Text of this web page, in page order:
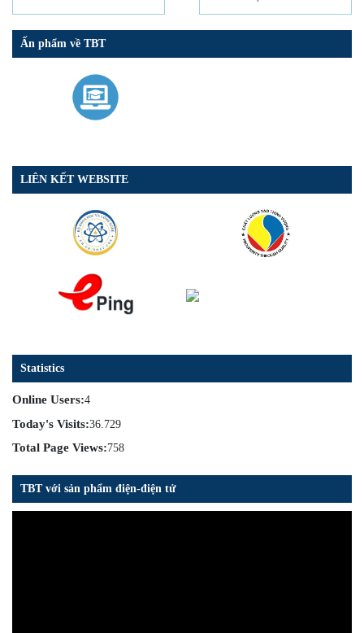
Ấn phẩm về TBT
LIÊN KẾT WEBSITE
Statistics
Online Users:4
Today's Visits:36.729
Total Page Views:758
TBT với sản phẩm điện-điện tử